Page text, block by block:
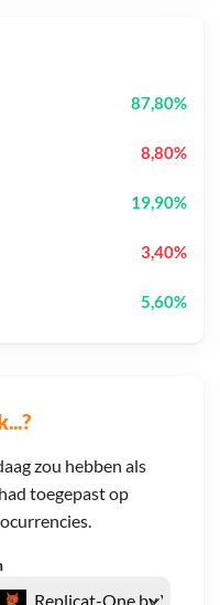
zou hebben als
toegepast op
87,80%
8,80%
19,90%
3,40%
5,60%